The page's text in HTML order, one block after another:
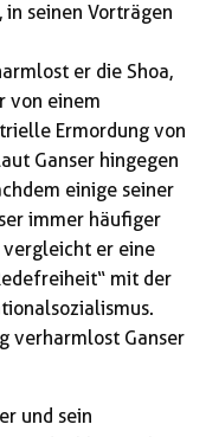
seinen Vorträgen
er die Shoa,
von einem
Ermordung von
Ganser hingegen
einige seiner
immer häufiger
er eine
mit der
verharmlost Ganser
und sein